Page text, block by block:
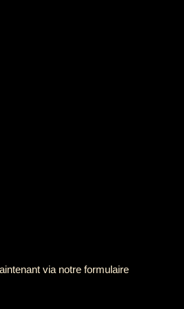
via notre formulaire